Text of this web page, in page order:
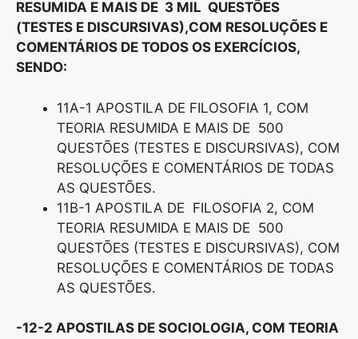
RESUMIDA E MAIS DE 3 MIL QUESTÕES
(TESTES E DISCURSIVAS),COM RESOLUÇÕES E
COMENTÁRIOS DE TODOS OS EXERCÍCIOS,
SENDO:
11A-1 APOSTILA DE FILOSOFIA 1, COM
TEORIA RESUMIDA E MAIS DE 500
QUESTÕES (TESTES E DISCURSIVAS), COM
RESOLUÇÕES E COMENTÁRIOS DE TODAS
AS QUESTÕES.
11B-1 APOSTILA DE FILOSOFIA 2, COM
TEORIA RESUMIDA E MAIS DE 500
QUESTÕES (TESTES E DISCURSIVAS), COM
RESOLUÇÕES E COMENTÁRIOS DE TODAS
AS QUESTÕES.
-12-2 APOSTILAS DE SOCIOLOGIA, COM TEORIA